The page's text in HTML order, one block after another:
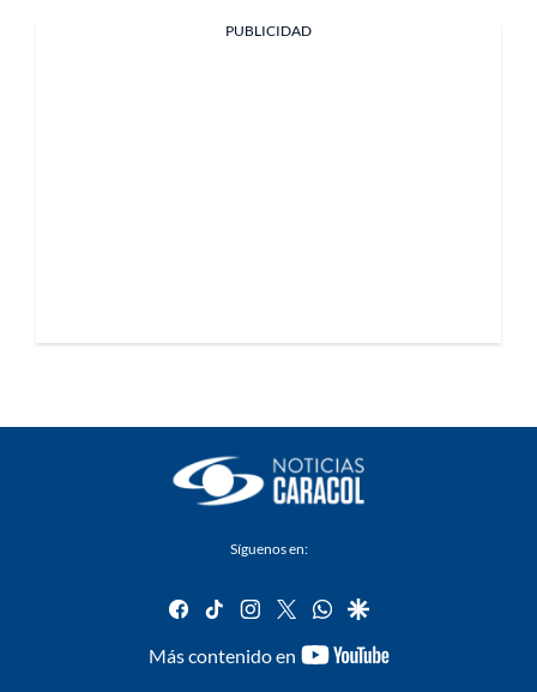
PUBLICIDAD
Síguenos en:
facebook
tiktok instagram
twitterwhatsapp
google
Más contenido en
youtube-